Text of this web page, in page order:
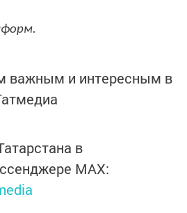
важным и интересным в
в
MАХ: